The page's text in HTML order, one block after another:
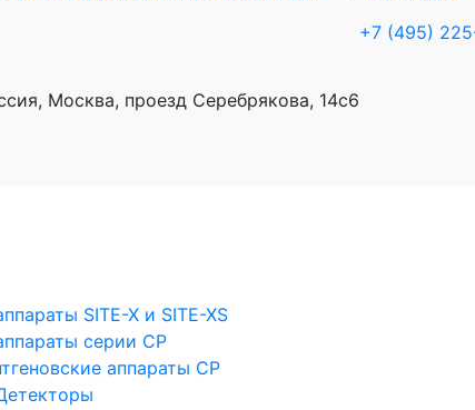
Москва, проезд Серебрякова, 14с6
+7 (495)
SITE-X и SITE-XS
серии CP
аппараты CP